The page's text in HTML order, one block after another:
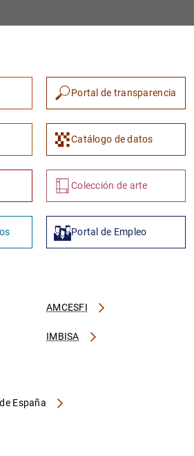
Portal de transparencia
Catálogo de datos
Colección de arte
Portal de Empleo
AMCESFI
IMBISA
España